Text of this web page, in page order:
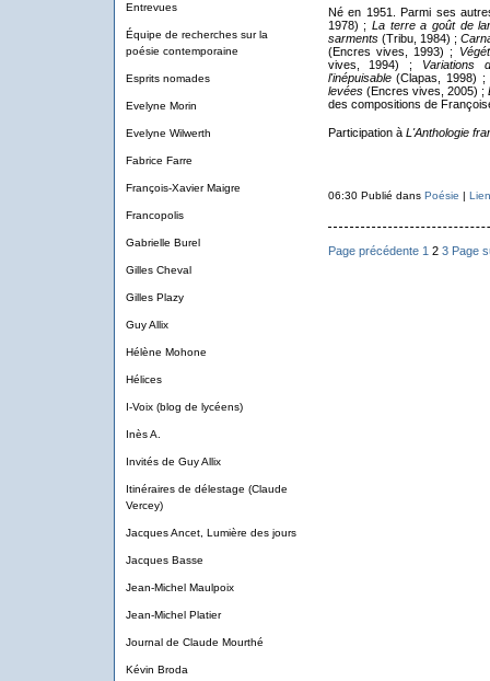
Entrevues
Équipe de recherches sur la
poésie contemporaine
Esprits nomades
Evelyne Morin
Evelyne Wilwerth
Fabrice Farre
François-Xavier Maigre
Francopolis
Gabrielle Burel
Gilles Cheval
Gilles Plazy
Guy Allix
Hélène Mohone
Hélices
I-Voix (blog de lycéens)
Inès A.
Invités de Guy Allix
Itinéraires de délestage (Claude
Vercey)
Jacques Ancet, Lumière des jours
Jacques Basse
Jean-Michel Maulpoix
Jean-Michel Platier
Journal de Claude Mourthé
Kévin Broda
Né en 1951. Parmi ses
1978) ; La terre a goût de
sarments(Tribu, 1984) ;
(Encres vives, 1993) ;
vives, 1994) ; Variations
l'inépuisable(Clapas, 1998) ;
levées(Encres vives, 2005) ;
des compositions de
Participation à L'Anthologie
06:30 Publié dans Poésie |
Page précédente 1 2 3 Page